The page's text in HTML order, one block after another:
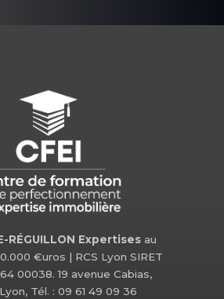
RÉGUILLON Expertisesau
€uros | RCS Lyon SIRET
00038. 19 avenue Cabias,
Tél. : 09 61 49 09 36